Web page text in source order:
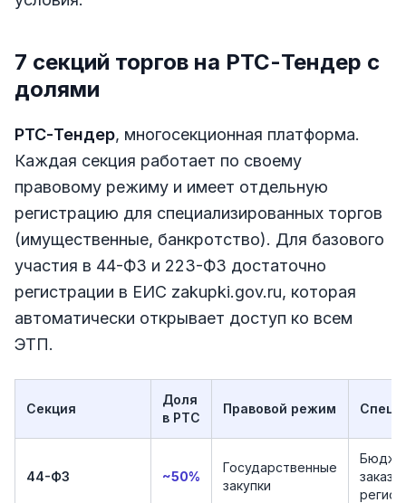
7 секций торгов на РТС-Тендер с
долями
РТС-Тендер, многосекционная платформа.
Каждая секция работает по своему
правовому режиму и имеет отдельную
регистрацию для специализированных торгов
(имущественные, банкротство). Для базового
участия в 44-ФЗ и 223-ФЗ достаточно
регистрации в ЕИС zakupki.gov.ru, которая
автоматически открывает доступ ко всем
ЭТП.
Секция
Доля
в РТС
Правовой режим
44-ФЗ ~50%
Государственные
закупки